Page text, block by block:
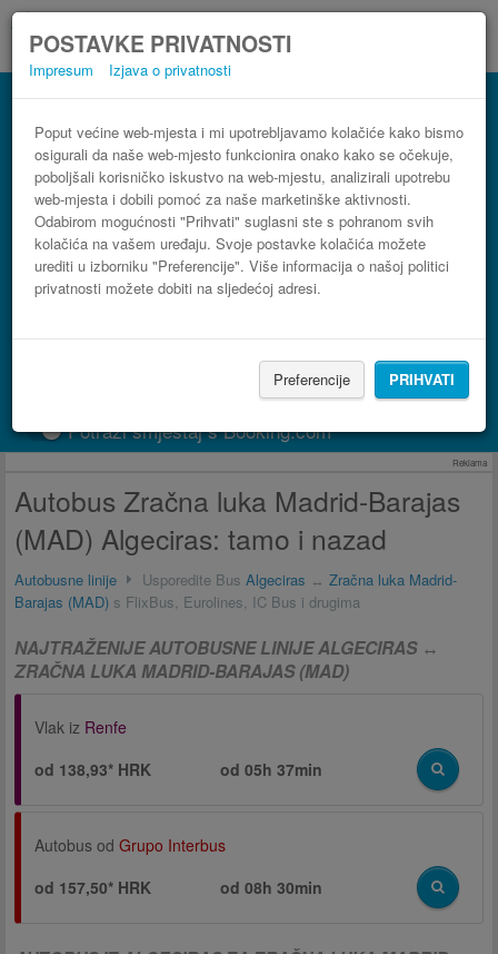
POSTAVKE PRIVATNOSTI
Impresum Izjava o privatnosti
Poput većine web-mjesta i mi upotrebljavamo kolačiće kako bismo
osigurali da naše web-mjesto funkcionira onako kako se očekuje,
poboljšali korisničko iskustvo na web-mjestu, analizirali upotrebu
web-mjesta i dobili pomoć za naše marketinške aktivnosti.
Odabirom mogućnosti "Prihvati" suglasni ste s pohranom svih
kolačića na vašem uređaju. Svoje postavke kolačića možete
urediti u izborniku "Preferencije". Više informacija o našoj politici
privatnosti možete dobiti na sljedećoj adresi.
Preferencije PRIHVATI
Autobus Algeciras Zračna luka Madrid-
Barajas (MAD)
3 koraka do najpovoljnije autobusne karte
PRONAĐI LINIJU
Potraži smještaj s Booking.com
Reklama
Autobus Zračna luka Madrid-Barajas
(MAD) Algeciras: tamo i nazad
Autobusne linije Usporedite Bus Algeciras ↔ Zračna luka Madrid-
Barajas (MAD) s FlixBus, Eurolines, IC Bus i drugima
NAJTRAŽENIJE AUTOBUSNE LINIJE ALGECIRAS ↔
ZRAČNA LUKA MADRID-BARAJAS (MAD)
Vlak iz Renfe
od 138,93* HRK
od05h 37min
Autobus od Grupo Interbus
od 157,50* HRK
od08h 30min